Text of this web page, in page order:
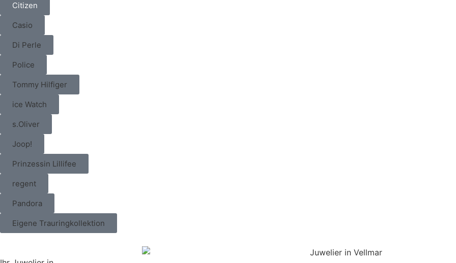
Citizen
Casio
Di Perle
Police
Tommy Hilfiger
ice Watch
s.Oliver
Joop!
Prinzessin Lillifee
regent
Pandora
Eigene Trauringkollektion